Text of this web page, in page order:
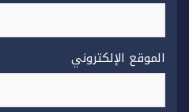
الموقع الإلكتروني